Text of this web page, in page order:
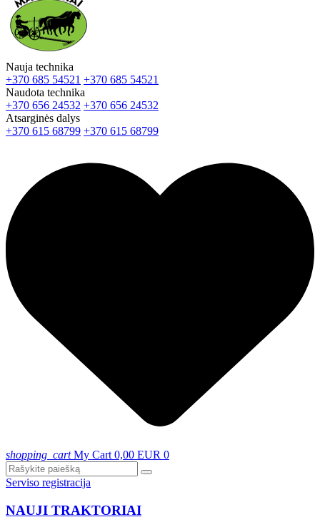
Nauja technika
+370 685 54521 +370 685 54521
Naudota technika
+370 656 24532 +370 656 24532
Atsarginės dalys
+370 615 68799 +370 615 68799
shopping_cart My Cart 0,00 EUR 0
Serviso registracija
NAUJI TRAKTORIAI